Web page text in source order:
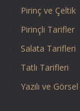
Pirinç ve Çeltik
Pirinçli Tarifler
Salata Tarifleri
Tatlı Tarifleri
Yazılı ve